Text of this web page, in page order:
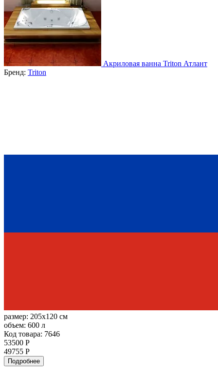
Акриловая ванна Triton Атлант
Бренд: Triton
размер: 205x120 см
объем: 600 л
Код товара: 7646
53500 Р
49755 Р
Подробнее